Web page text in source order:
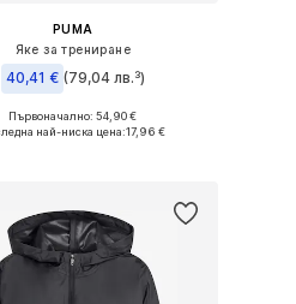
PUMA
Яке за трениране
40,41 € (79,04 лв.³)
размери: S, M, L, XL
Първоначално: 54,90 €
най-ниска цена:17,96 €